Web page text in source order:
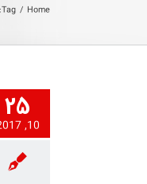
Home
/
Tag:
25
10, 2017